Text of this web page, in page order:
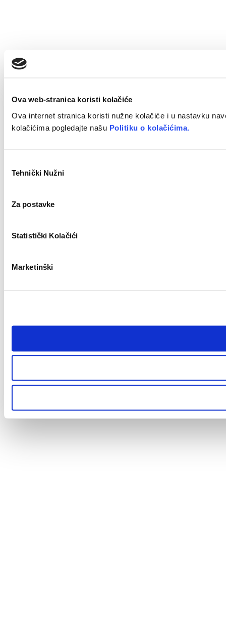
Ova web-stranica koristi kolačiće
Ova internet stranica koristi nužne kolačiće i u nastavku
kolačićima pogledajte našu Politiku o kolačićima.
pristanka
Tehnički Nužni
Za postavke
Statistički Kolačići
Marketinški